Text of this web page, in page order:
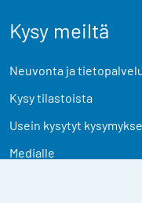
Kysy meiltä
Neuvonta ja
Kysy tilastoista
Usein kysytyt
Medialle